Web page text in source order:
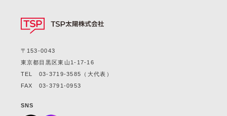
〒153-0043
東京都目黒区東山1-17-16
TEL 03-3719-3585
（大代表）
FAX 03-3791-0953
SNS